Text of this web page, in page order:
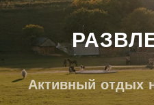
Активный отдых